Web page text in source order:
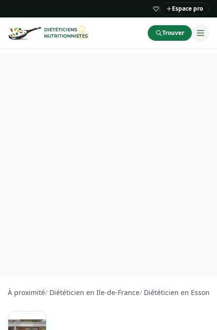
Espace pro
Trouver
À proximité/ Diététicien en Ile-de-France/ Diététicien en